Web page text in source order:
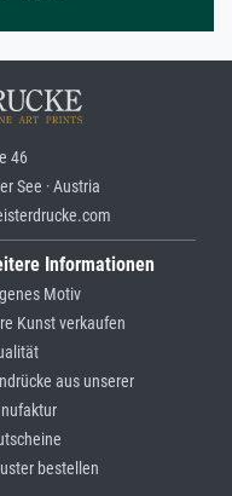
46
See · Austria
Informationen
Motiv
Kunst verkaufen
aus unserer
bestellen